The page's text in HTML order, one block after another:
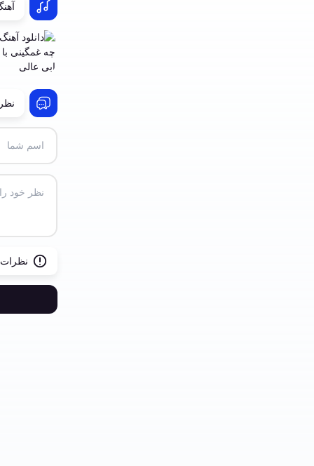
نظرات